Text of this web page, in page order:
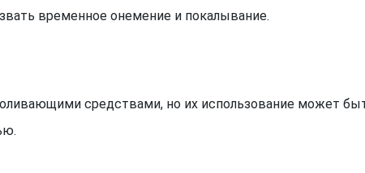
временное онемение и покалывание.
средствами, но их использование может